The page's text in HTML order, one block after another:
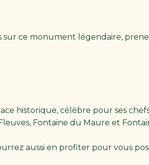
sur ce monument légendaire,
historique, célèbre pour ses
Fontaine du Maure et
aussi en profiter pour vous